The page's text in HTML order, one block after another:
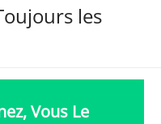
les
Vous Le